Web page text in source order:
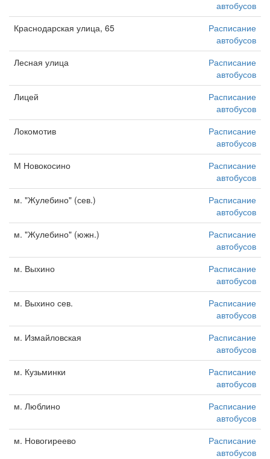
автобусов
Краснодарская улица, 65
Расписание
автобусов
Лесная улица
Расписание
автобусов
Лицей
Расписание
автобусов
Локомотив
Расписание
автобусов
М Новокосино
Расписание
автобусов
м. "Жулебино" (сев.)
Расписание
автобусов
м. "Жулебино" (южн.)
Расписание
автобусов
м. Выхино
Расписание
автобусов
м. Выхино сев.
Расписание
автобусов
м. Измайловская
Расписание
автобусов
м. Кузьминки
Расписание
автобусов
м. Люблино
Расписание
автобусов
м. Новогиреево
Расписание
автобусов